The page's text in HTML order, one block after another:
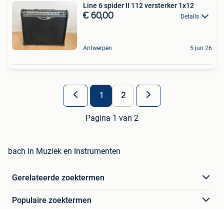
Line 6 spider II 112 versterker 1x12
€ 60,00 Details
Antwerpen 5 jun 26
1 2
Pagina 1 van 2
bach in Muziek en Instrumenten
Gerelateerde zoektermen
Populaire zoektermen